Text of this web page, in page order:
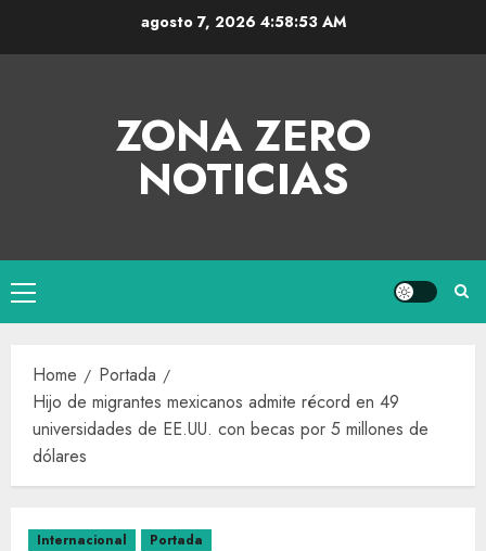
agosto 7, 2026 4:58:53 AM
ZONA ZERO
NOTICIAS
Home
Portada
Hijo de migrantes mexicanos admite récord en 49
universidades de EE.UU. con becas por 5 millones de
dólares
Internacional Portada